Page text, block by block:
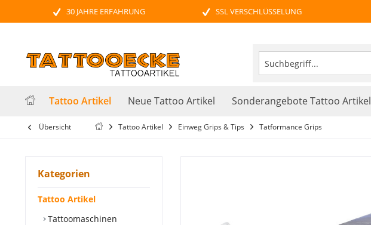
30 JAHRE ERFAHRUNG SSL VERSCHLÜSSELUNG
Tattoo Artikel Neue Tattoo Artikel Sonderangebote Tattoo Artikel
Übersicht Tattoo Artikel Einweg Grips & Tips Tatformance Grips
Kategorien
Tattoo Artikel
Tattoomaschinen